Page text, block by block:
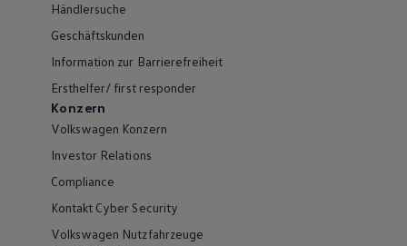
Händlersuche
Geschäftskunden
Information zur Barrierefreiheit
Ersthelfer/ first responder
Konzern
Volkswagen Konzern
Investor Relations
Compliance
Kontakt Cyber Security
Volkswagen Nutzfahrzeuge